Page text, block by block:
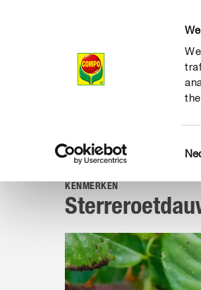
COMPOAdvies Ziekten & plagen
KENMERKEN